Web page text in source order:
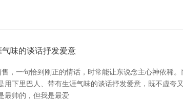
味的谈话抒发爱意
一句恰到刚正的情话，时常能让东说念主心神依稀。
下里巴人、带有生涯气味的谈话抒发爱意，既不虚夸
最帅的，但我是最爱